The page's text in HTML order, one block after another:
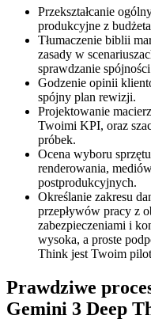
Przekształcanie
produkcyjne z
Tłumaczenie biblii
zasady w
sprawdzanie
Godzenie opinii
spójny plan rewizji.
Projektowanie
Twoimi KPI, oraz
próbek.
Ocena wyboru
renderowania,
postprodukcyjnych.
Określanie zakresu
przepływów pracy z
zabezpieczeniami i
wysoka, a proste
Think jest Twoim
Prawdziwe
Gemini 3 Deep